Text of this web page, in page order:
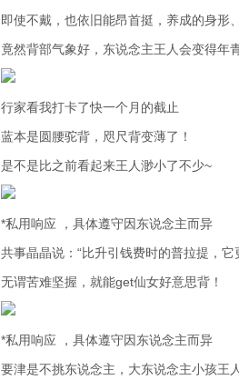
即使不戴，也依旧能昂首挺，养成的身形
竟然背部气象好，东说念主王人会变得年
行家看我打卡了快一个月的截止
蓝本是圆腰驼背，咫尺背变薄了！
是不是比之前看起来王人渺小了不少~
*私用响应 ，具体遵守因东说念主而异
共事晶晶说：“比升引钱费时的普拉提，
无谓苦难坚握，就能get仙女好意思背！
*私用响应 ，具体遵守因东说念主而异
要津是不挑东说念主，大东说念主小孩王